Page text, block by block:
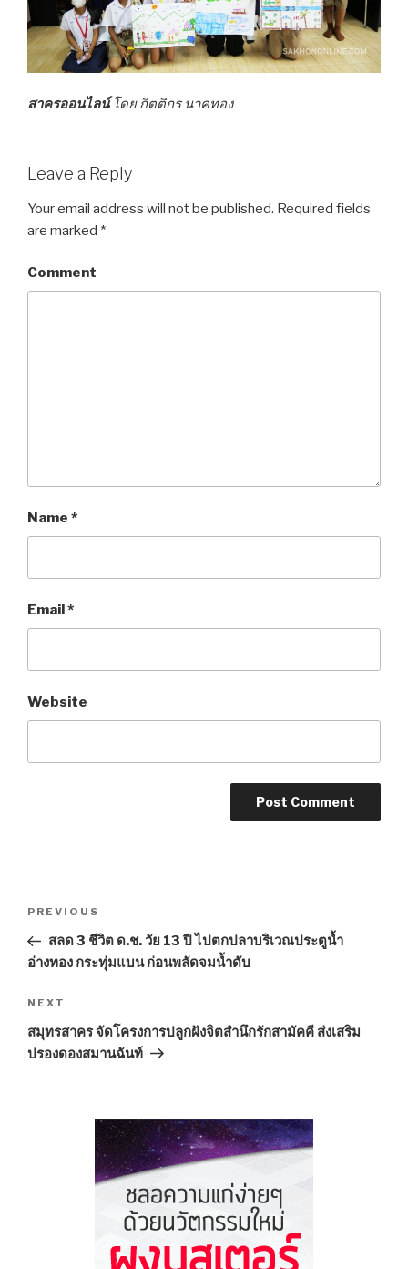
สาครออนไลน์ โดย กิตติกร นาคทอง
Leave a Reply
Your email address will not be published. Required fields
are marked *
Comment
Name *
Email *
Website
Post
navigation
Previous
Post
PREVIOUS
สลด 3 ชีวิต ด.ช. วัย 13 ปี ไปตกปลาบริเวณประตูน้ำ
อ่างทอง กระทุ่มแบน ก่อนพลัดจมน้ำดับ
Next
Post
NEXT
สมุทรสาคร จัดโครงการปลูกฝังจิตสํานึกรักสามัคคี ส่งเสริม
ปรองดองสมานฉันท์